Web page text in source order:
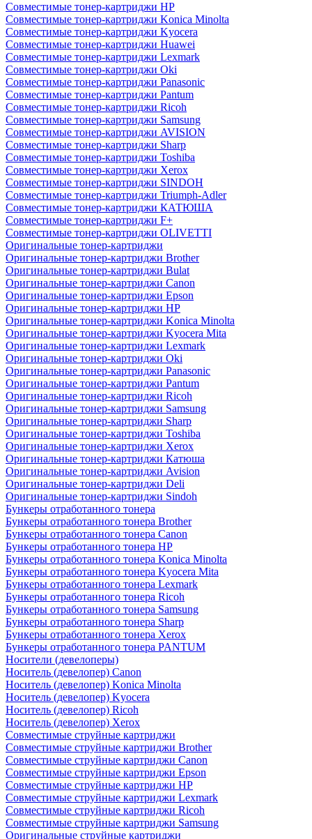
Совместимые тонер-картриджи HP
Совместимые тонер-картриджи Konica Minolta
Совместимые тонер-картриджи Kyocera
Совместимые тонер-картриджи Huawei
Совместимые тонер-картриджи Lexmark
Совместимые тонер-картриджи Oki
Совместимые тонер-картриджи Panasonic
Совместимые тонер-картриджи Pantum
Совместимые тонер-картриджи Ricoh
Совместимые тонер-картриджи Samsung
Совместимые тонер-картриджи AVISION
Совместимые тонер-картриджи Sharp
Совместимые тонер-картриджи Toshiba
Совместимые тонер-картриджи Xerox
Совместимые тонер-картриджи SINDOH
Совместимые тонер-картриджи Triumph-Adler
Совместимые тонер-картриджи КАТЮША
Совместимые тонер-картриджи F+
Совместимые тонер-картриджи OLIVETTI
Оригинальные тонер-картриджи
Оригинальные тонер-картриджи Brother
Оригинальные тонер-картриджи Bulat
Оригинальные тонер-картриджи Canon
Оригинальные тонер-картриджи Epson
Оригинальные тонер-картриджи HP
Оригинальные тонер-картриджи Konica Minolta
Оригинальные тонер-картриджи Kyocera Mita
Оригинальные тонер-картриджи Lexmark
Оригинальные тонер-картриджи Oki
Оригинальные тонер-картриджи Panasonic
Оригинальные тонер-картриджи Pantum
Оригинальные тонер-картриджи Ricoh
Оригинальные тонер-картриджи Samsung
Оригинальные тонер-картриджи Sharp
Оригинальные тонер-картриджи Toshiba
Оригинальные тонер-картриджи Xerox
Оригинальные тонер-картриджи Катюша
Оригинальные тонер-картриджи Avision
Оригинальные тонер-картриджи Deli
Оригинальные тонер-картриджи Sindoh
Бункеры отработанного тонера
Бункеры отработанного тонера Brother
Бункеры отработанного тонера Canon
Бункеры отработанного тонера HP
Бункеры отработанного тонера Konica Minolta
Бункеры отработанного тонера Kyocera Mita
Бункеры отработанного тонера Lexmark
Бункеры отработанного тонера Ricoh
Бункеры отработанного тонера Samsung
Бункеры отработанного тонера Sharp
Бункеры отработанного тонера Xerox
Бункеры отработанного тонера PANTUM
Носители (девелоперы)
Носитель (девелопер) Canon
Носитель (девелопер) Konica Minolta
Носитель (девелопер) Kyocera
Носитель (девелопер) Ricoh
Носитель (девелопер) Xerox
Совместимые струйные картриджи
Совместимые струйные картриджи Brother
Совместимые струйные картриджи Canon
Совместимые струйные картриджи Epson
Совместимые струйные картриджи HP
Совместимые струйные картриджи Lexmark
Совместимые струйные картриджи Ricoh
Совместимые струйные картриджи Samsung
Оригинальные струйные картриджи